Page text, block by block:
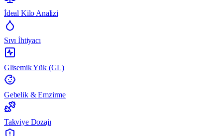
İdeal Kilo Analizi
Sıvı İhtiyacı
Glisemik Yük (GL)
Gebelik & Emzirme
Takviye Dozajı